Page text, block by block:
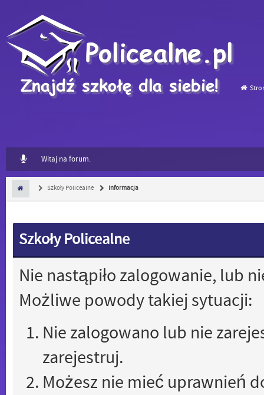
Witaj na forum.
Szkoły Policealne Informacja
Szkoły Policealne
Nie nastąpiło zalogowanie, lub
Możliwe powody takiej sytuacji:
Nie zalogowano lub nie
zarejestruj.
Możesz nie mieć uprawnień